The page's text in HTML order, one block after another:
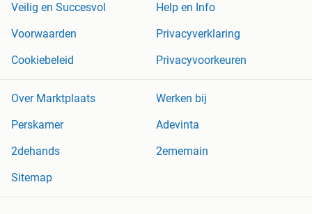
Veilig en Succesvol
Help en Info
Voorwaarden
Privacyverklaring
Cookiebeleid
Privacyvoorkeuren
Over Marktplaats
Werken bij
Perskamer
Adevinta
2dehands
2ememain
Sitemap